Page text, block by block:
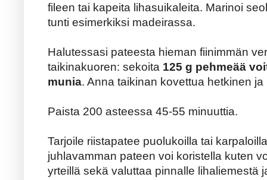
fileen tai kapeita lihasuikaleita. Marinoi
tunti esimerkiksi madeirassa.
Halutessasi pateesta hieman fiinimmän
taikinakuoren: sekoita 125 g pehmeää
munia. Anna taikinan kovettua hetkinen
Paista 200 asteessa 45-55 minuuttia.
Tarjoile riistapatee puolukoilla tai
juhlavamman pateen voi koristella kuten
yrteillä sekä valuttaa pinnalle lihaliemestä